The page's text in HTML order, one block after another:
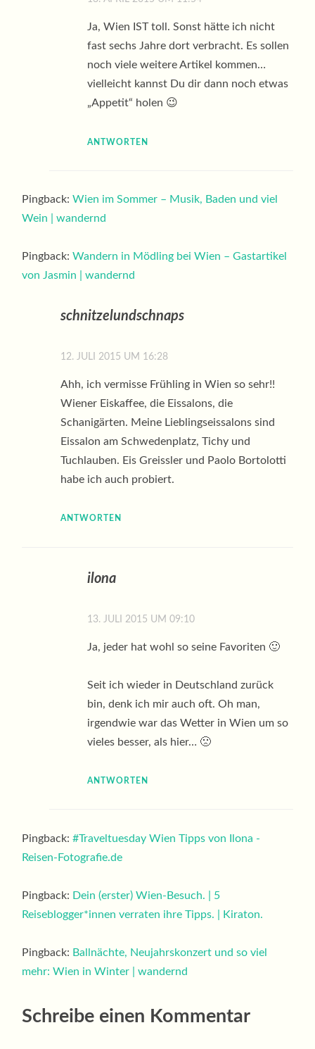
Ja, Wien IST toll. Sonst hätte ich nicht
fast sechs Jahre dort verbracht. Es sollen
noch viele weitere Artikel kommen…
vielleicht kannst Du dir dann noch etwas
„Appetit“ holen 😉
ANTWORTEN
Pingback:Wien im Sommer – Musik, Baden und viel
Wein | wandernd
Pingback:Wandern in Mödling bei Wien – Gastartikel
von Jasmin | wandernd
schnitzelundschnaps
12. JULI 2015 UM 16:28
Ahh, ich vermisse Frühling in Wien so sehr!!
Wiener Eiskaffee, die Eissalons, die
Schanigärten. Meine Lieblingseissalons sind
Eissalon am Schwedenplatz, Tichy und
Tuchlauben. Eis Greissler und Paolo Bortolotti
habe ich auch probiert.
ANTWORTEN
ilona
13. JULI 2015 UM 09:10
Ja, jeder hat wohl so seine Favoriten 🙂
Seit ich wieder in Deutschland zurück
bin, denk ich mir auch oft. Oh man,
irgendwie war das Wetter in Wien um so
vieles besser, als hier… 🙁
ANTWORTEN
Pingback:#Traveltuesday Wien Tipps von Ilona -
Reisen-Fotografie.de
Pingback: Dein (erster) Wien-Besuch. | 5
Reiseblogger*innen verraten ihre Tipps. | Kiraton.
Pingback: Ballnächte, Neujahrskonzert und so viel
mehr: Wien in Winter | wandernd
Schreibe einen Kommentar